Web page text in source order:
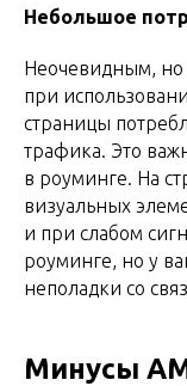
Небольшое
Неочевидным,
при
страницы
трафика. Это
в роуминге. На
визуальных
и при слабом
роуминге, но у
неполадки со
Минусы